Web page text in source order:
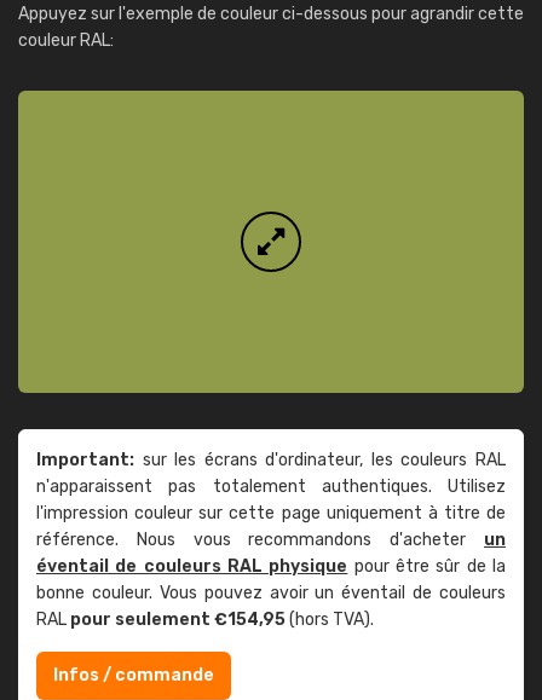
Appuyez sur l'exemple de couleur ci-dessous pour agrandir cette
couleur RAL:
Important: sur les écrans d'ordinateur, les couleurs RAL
n'apparaissent pas totalement authentiques. Utilisez
l'impression couleur sur cette page uniquement à titre de
référence. Nous vous recommandons d'acheter un
éventail de couleurs RAL physique pour être sûr de la
bonne couleur. Vous pouvez avoir un éventail de couleurs
RAL pour seulement €154,95(hors TVA).
Infos / commande